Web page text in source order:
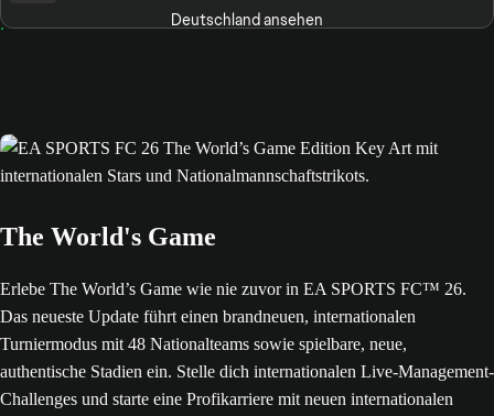
Deutschland ansehen
The World's Game
Erlebe The World’s Game wie nie zuvor in EA SPORTS FC™ 26.
Das neueste Update führt einen brandneuen, internationalen
Turniermodus mit 48 Nationalteams sowie spielbare, neue,
authentische Stadien ein. Stelle dich internationalen Live-Management-
Challenges und starte eine Profikarriere mit neuen internationalen